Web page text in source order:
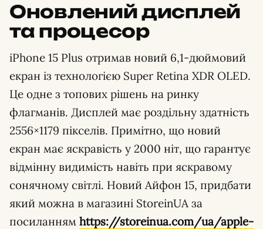
Оновлений дисплей
та процесор
iPhone 15 Plus отримав новий 6,1-дюймовий
екран із технологією Super Retina XDR OLED.
Це одне з топових рішень на ринку
флагманів. Дисплей має роздільну здатність
2556×1179 пікселів. Примітно, що новий
екран має яскравість у 2000 ніт, що гарантує
відмінну видимість навіть при яскравому
сонячному світлі. Новий Айфон 15, придбати
який можна в магазині StoreinUA за
посиланням https://storeinua.com/ua/apple-